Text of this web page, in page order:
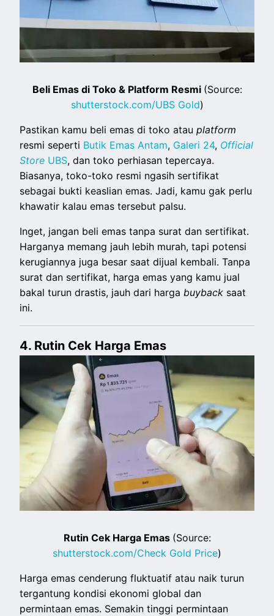
Beli Emas di Toko & Platform Resmi (Source:
shutterstock.com/UBS Gold)
Pastikan kamu beli emas di toko atauplatform
resmi seperti Butik Emas Antam, Galeri 24, Official
Store UBS, dan toko perhiasan tepercaya.
Biasanya, toko-toko resmi ngasih sertifikat
sebagai bukti keaslian emas. Jadi, kamu gak perlu
khawatir kalau emas tersebut palsu.
Inget, jangan beli emas tanpa surat dan sertifikat.
Harganya memang jauh lebih murah, tapi potensi
kerugiannya juga besar saat dijual kembali. Tanpa
surat dan sertifikat, harga emas yang kamu jual
bakal turun drastis, jauh dari harga buyback saat
ini.
4. Rutin Cek Harga Emas
Rutin Cek Harga Emas (Source:
shutterstock.com/Check Gold Price)
Harga emas cenderung fluktuatif atau naik turun
tergantung kondisi ekonomi global dan
permintaan emas. Semakin tinggi permintaan